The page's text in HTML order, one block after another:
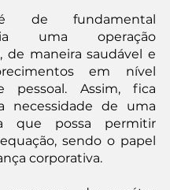
de fundamental
uma operação
de maneira saudável e
em nível
pessoal. Assim, fica
necessidade de uma
que possa permitir
sendo o papel
corporativa.